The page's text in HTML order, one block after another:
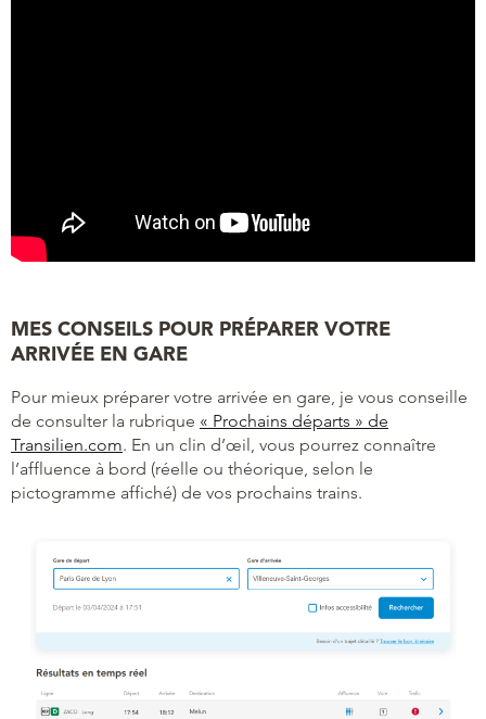
MES CONSEILS POUR PRÉPARER VOTRE
ARRIVÉE EN GARE
Pour mieux préparer votre arrivée en gare, je vous conseille
de consulter la rubrique « Prochains départs » de
Transilien.com. En un clin d’œil, vous pourrez connaître
l’affluence à bord (réelle ou théorique, selon le
pictogramme affiché) de vos prochains trains.